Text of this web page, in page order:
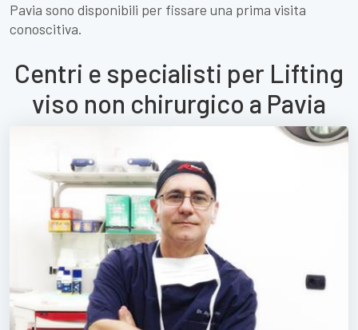
Pavia sono disponibili per fissare una prima visita
conoscitiva.
Centri e specialisti per Lifting
viso non chirurgico a Pavia